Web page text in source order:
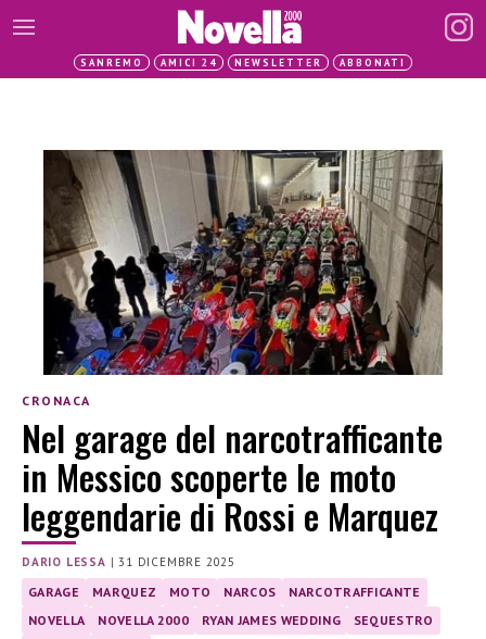
SANREMO AMICI 24 NEWSLETTER ABBONATI
CRONACA
Nel garage del narcotrafficante
in Messico scoperte le moto
leggendarie di Rossi e Marquez
DARIO LESSA |31 DICEMBRE 2025
GARAGE MARQUEZ MOTO NARCOS
NARCOTRAFFICANTE
NOVELLA
NOVELLA 2000 RYAN JAMES WEDDING
SEQUESTRO